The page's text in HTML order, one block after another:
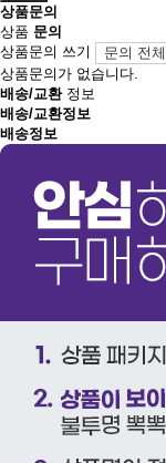
상품문의
상품 문의
상품문의 쓰기
문의 전
상품문의가 없습니다.
배송/교환정보
배송/교환정보
배송정보